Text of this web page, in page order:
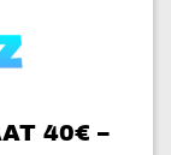
40€ –